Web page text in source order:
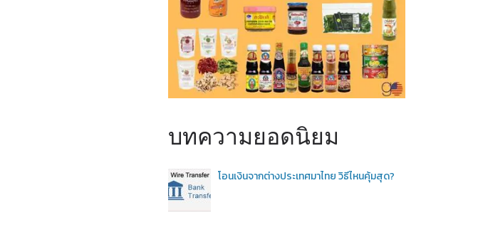
บทความยอดนิยม
โอนเงินจากต่างประเทศมาไทย วิธีไหนคุ้มสุด?